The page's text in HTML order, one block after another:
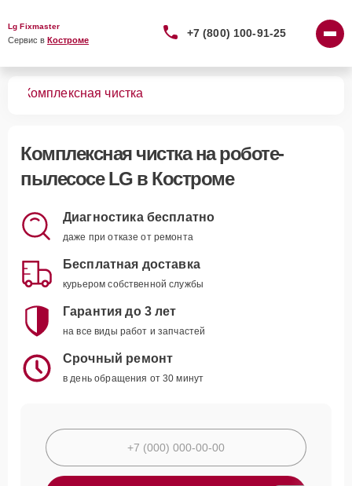
Lg Fixmaster
Сервис в Костроме
+7 (800) 100-91-25
Комплексная чистка
Комплексная чисткана роботе-
пылесосе LG в Костроме
Диагностика бесплатно
даже при отказе от ремонта
Бесплатная доставка
курьером собственной службы
Гарантия до 3 лет
на все виды работ и запчастей
Срочный ремонт
в день обращения от 30 минут